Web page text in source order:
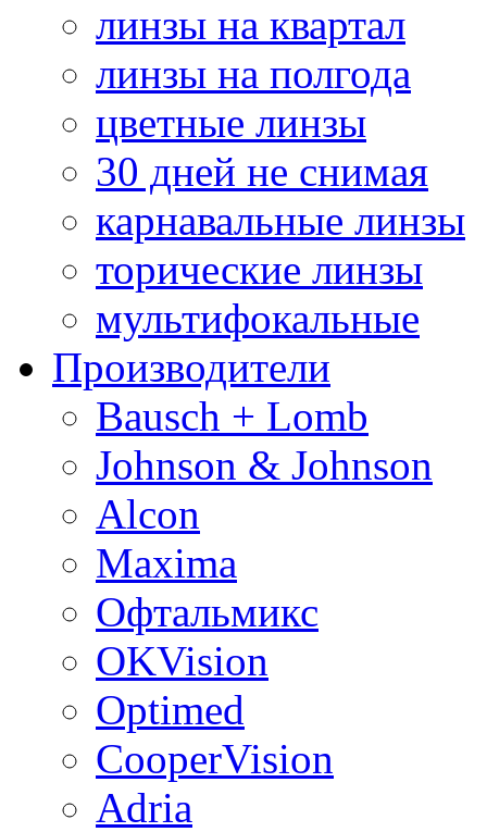
линзы на квартал
линзы на полгода
цветные линзы
30 дней не снимая
карнавальные линзы
торические линзы
мультифокальные
Производители
Bausch + Lomb
Johnson & Johnson
Alcon
Maxima
Офтальмикс
OKVision
Optimed
CooperVision
Adria